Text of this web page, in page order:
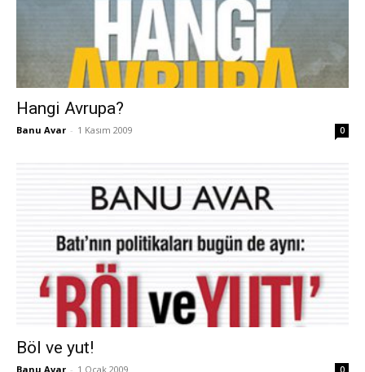
Hangi Avrupa?
Banu Avar - 1 Kasım 2009 0
Böl ve yut!
Banu Avar - 1 Ocak 2009 0